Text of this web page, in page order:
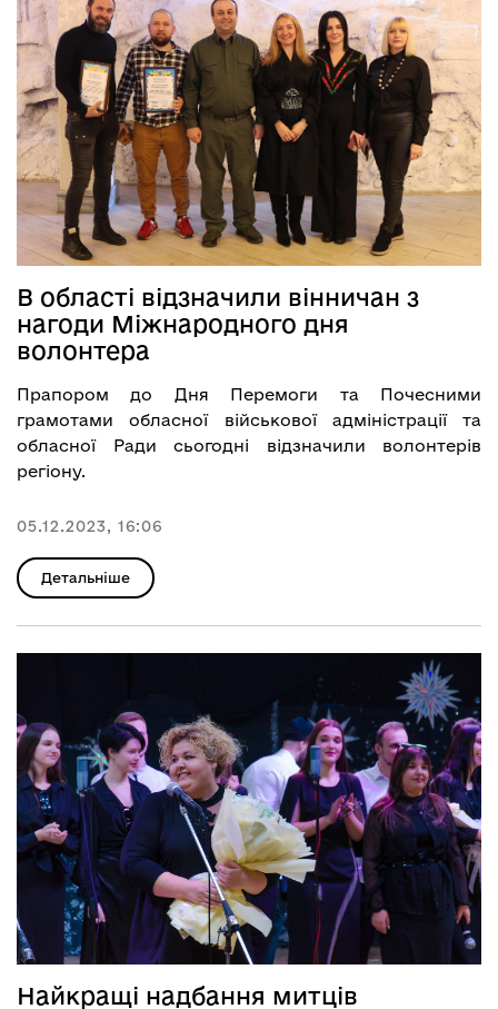
В області відзначили вінничан з
нагоди Міжнародного дня
волонтера
Прапором до Дня Перемоги та Почесними
грамотами обласної військової адміністрації та
обласної Ради сьогодні відзначили волонтерів
регіону.
05.12.2023, 16:06
Детальніше
Найкращі надбання митців